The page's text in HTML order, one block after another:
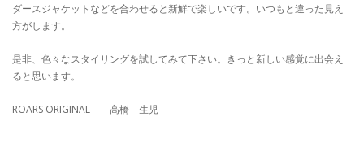
ダースジャケットなどを合わせると新鮮で楽しいです。いつもと違った見え
方がします。
是非、色々なスタイリングを試してみて下さい。きっと新しい感覚に出会え
ると思います。
ROARS ORIGINAL 高橋 生児